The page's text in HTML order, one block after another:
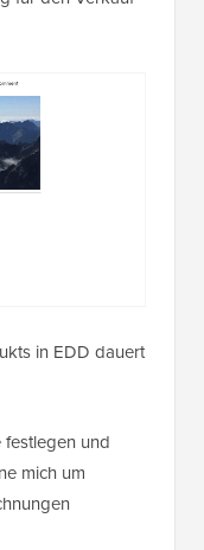
in EDD dauert
und
mich um